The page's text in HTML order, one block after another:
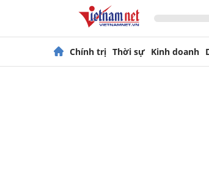
Chính trị Thời sự Kinh doanh